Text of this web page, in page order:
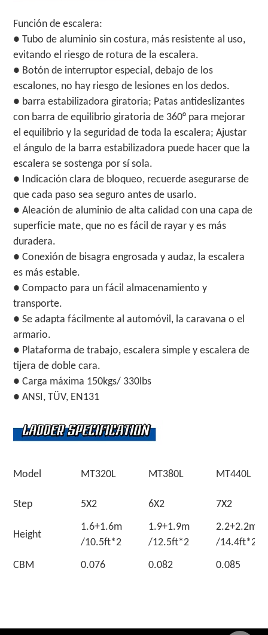
Función de escalera:
● Tubo de aluminio sin costura, más resistente al uso,
evitando el riesgo de rotura de la escalera.
● Botón de interruptor especial, debajo de los
escalones, no hay riesgo de lesiones en los dedos.
● barra estabilizadora giratoria; Patas antideslizantes
con barra de equilibrio giratoria de 360° para mejorar
el equilibrio y la seguridad de toda la escalera; Ajustar
el ángulo de la barra estabilizadora puede hacer que la
escalera se sostenga por sí sola.
● Indicación clara de bloqueo, recuerde asegurarse de
que cada paso sea seguro antes de usarlo.
● Aleación de aluminio de alta calidad con una capa de
superficie mate, que no es fácil de rayar y es más
duradera.
● Conexión de bisagra engrosada y audaz, la escalera
es más estable.
● Compacto para un fácil almacenamiento y
transporte.
● Se adapta fácilmente al automóvil, la caravana o el
armario.
● Plataforma de trabajo, escalera simple y escalera de
tijera de doble cara.
● Carga máxima 150kgs/ 330lbs
● ANSI, TÜV, EN131
Model MT320L MT380L MT440L
Step 5X2 6X2 7X2
Height
1.6+1.6m
/10.5ft*2
1.9+1.9m
/12.5ft*2
/14.4ft*2
CBM
0.076 0.082 0.085